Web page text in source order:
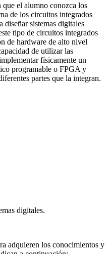
que el alumno conozca los
de los circuitos integrados
diseñar sistemas digitales
tipo de circuitos integrados
de hardware de alto nivel
de utilizar las
físicamente un
programable o FPGA y
partes que la integran.
digitales.
adquieren los conocimientos y